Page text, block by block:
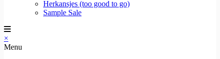
Herkansjes (too good to go)
Sample Sale
×
Menu